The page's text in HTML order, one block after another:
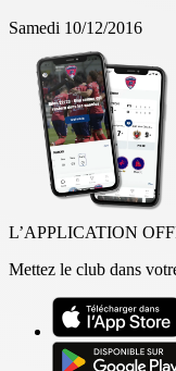
Samedi 10/12/2016
L’APPLICATION
Mettez le club dans